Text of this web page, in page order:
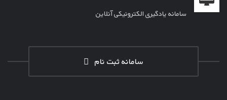
سامانه یادگیری الکترونیکی آنلاین
سامانه ثبت نام